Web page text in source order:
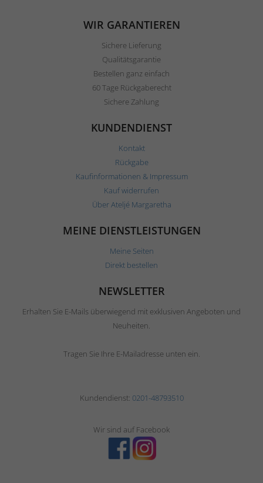
WIR GARANTIEREN
Sichere Lieferung
Qualitätsgarantie
Bestellen ganz einfach
60 Tage Rückgaberecht
Sichere Zahlung
KUNDENDIENST
Kontakt
Rückgabe
Kaufinformationen & Impressum
Kauf widerrufen
Über Ateljé Margaretha
MEINE DIENSTLEISTUNGEN
Meine Seiten
Direkt bestellen
NEWSLETTER
Erhalten Sie E-Mails überwiegend mit exklusiven Angeboten und
Neuheiten.
Tragen Sie Ihre E-Mailadresse unten ein.
Kundendienst: 0201-48793510
Wir sind auf Facebook